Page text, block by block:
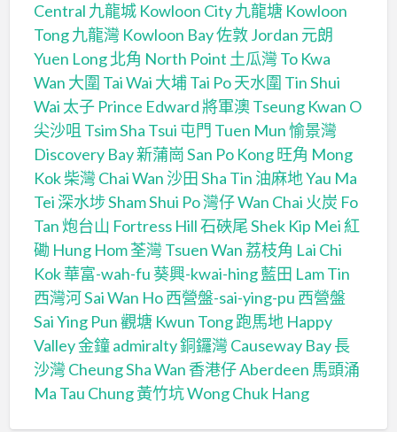
Central 九龍城 Kowloon City九龍塘 Kowloon
Tong九龍灣 Kowloon Bay佐敦 Jordan 元朗
Yuen Long北角 North Point 土瓜灣 To Kwa
Wan 大圍 Tai Wai 大埔 Tai Po天水圍 Tin Shui
Wai 太子 Prince Edward將軍澳 Tseung Kwan O
尖沙咀 Tsim Sha Tsui 屯門 Tuen Mun愉景灣
Discovery Bay新蒲崗 San Po Kong旺角 Mong
Kok柴灣 Chai Wan沙田 Sha Tin 油麻地 Yau Ma
Tei深水埗 Sham Shui Po灣仔 Wan Chai 火炭 Fo
Tan炮台山 Fortress Hill石硤尾 Shek Kip Mei 紅
磡 Hung Hom荃灣 Tsuen Wan 荔枝角 Lai Chi
Kok華富-wah-fu葵興-kwai-hing藍田 Lam Tin
西灣河 Sai Wan Ho西營盤-sai-ying-pu 西營盤
Sai Ying Pun觀塘 Kwun Tong跑馬地 Happy
Valley金鐘 admiralty銅鑼灣 Causeway Bay長
沙灣 Cheung Sha Wan 香港仔 Aberdeen 馬頭涌
Ma Tau Chung黃竹坑 Wong Chuk Hang